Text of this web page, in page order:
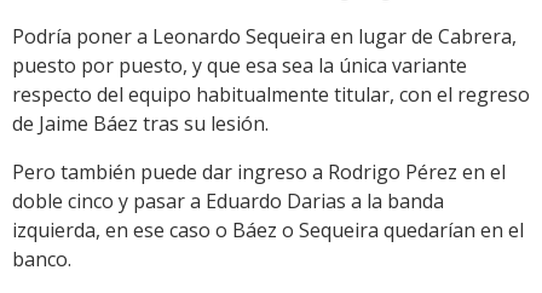
Podría poner a Leonardo Sequeira en lugar de Cabrera,
puesto por puesto, y que esa sea la única variante
respecto del equipo habitualmente titular, con el regreso
de Jaime Báez tras su lesión.
Pero también puede dar ingreso a Rodrigo Pérez en el
doble cinco y pasar a Eduardo Darias a la banda
izquierda, en ese caso o Báez o Sequeira quedarían en el
banco.